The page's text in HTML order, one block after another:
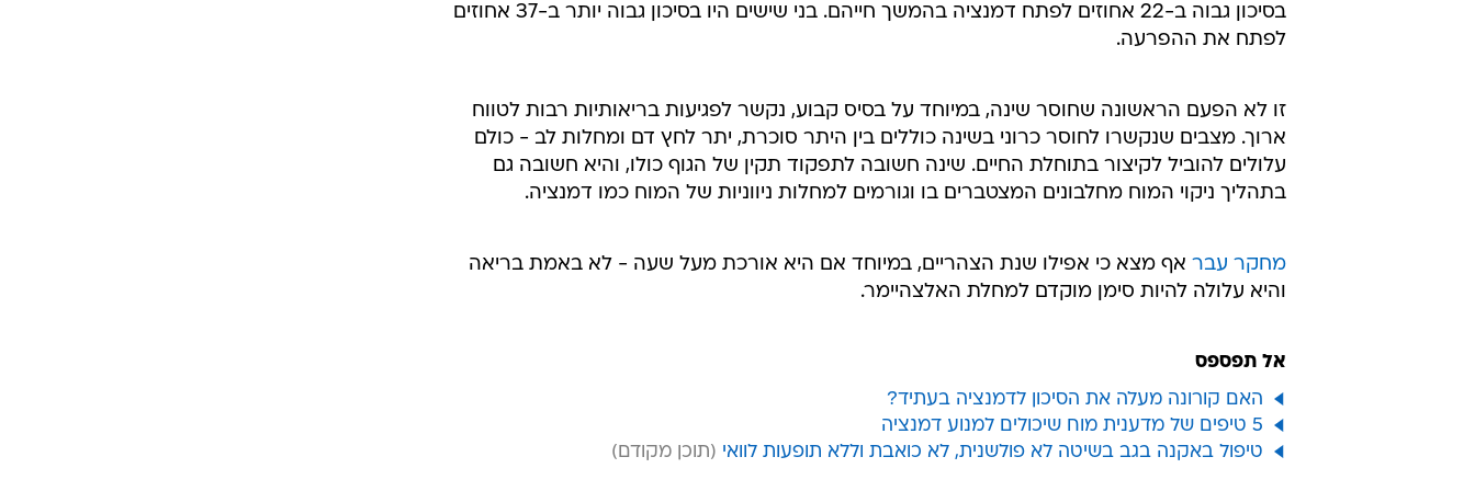
בסיכון גבוה ב-22 אחוזים לפתח דמנציה בהמשך חייהם. בני שישים היו בסיכון גבוה יותר ב-37 אחוזים
לפתח את ההפרעה.
זו לא הפעם הראשונה שחוסר שינה, במיוחד על בסיס קבוע, נקשר לפגיעות בריאותיות רבות לטווח
ארוך. מצבים שנקשרו לחוסר כרוני בשינה כוללים בין היתר סוכרת, יתר לחץ דם ומחלות לב - כולם
עלולים להוביל לקיצור בתוחלת החיים. שינה חשובה לתפקוד תקין של הגוף כולו, והיא חשובה גם
בתהליך ניקוי המוח מחלבונים המצטברים בו וגורמים למחלות ניווניות של המוח כמו דמנציה.
מחקר עבר אף מצא כי אפילו שנת הצהריים, במיוחד אם היא אורכת מעל שעה - לא באמת בריאה
והיא עלולה להיות סימן מוקדם למחלת האלצהיימר.
אל תפספס
האם קורונה מעלה את הסיכון לדמנציה בעתיד?
5 טיפים של מדענית מוח שיכולים למנוע דמנציה
טיפול באקנה בגב בשיטה לא פולשנית, לא כואבת וללא תופעות לוואי